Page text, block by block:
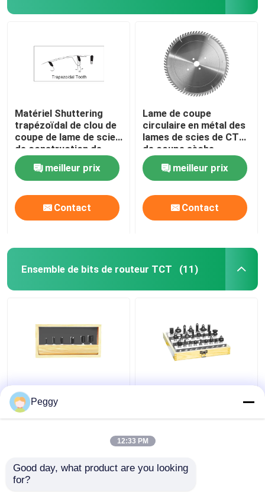
Matériel Shuttering
trapézoïdal de clou de
coupe de lame de scies
de construction de
CTT de dents
meilleur prix
Contact
Lame de coupe
circulaire en métal des
lames de scies de CTT
de coupe sèche
355mm ATB
meilleur prix
Contact
Ensemble de bits de routeur TCT (11)
Le peu droit de routeur
de CTT 6pcs a placé
avec des outils de
Le peu de luxe de
routeur de CTT 24pcs
de travail du bois
Peggy
12:33 PM
Good day, what product are you looking
for?